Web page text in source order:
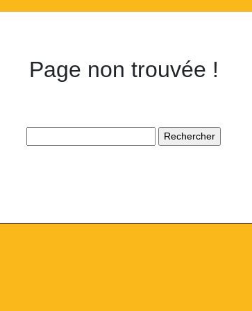
Page non trouvée !